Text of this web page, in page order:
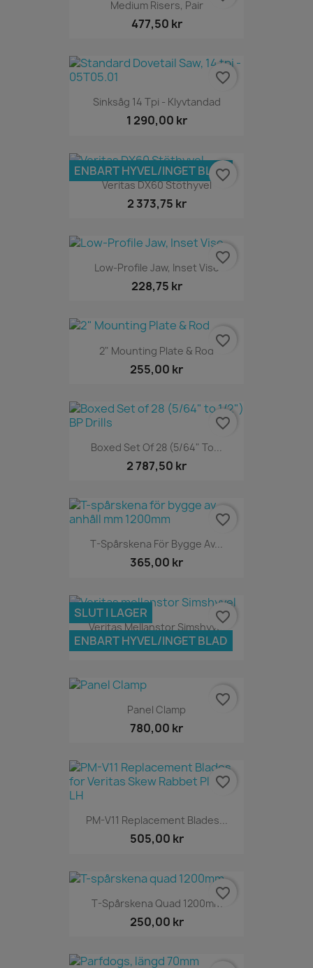
Medium Risers, Pair
477,50 kr
Sinksåg 14 Tpi - Klyvtandad
1 290,00 kr
favorite_border
Veritas DX60 Stöthyvel
2 373,75 kr
ENBART HYVEL/INGET BLAD
favorite_border
Low-Profile Jaw, Inset Vise
228,75 kr
favorite_border
2" Mounting Plate & Rod
255,00 kr
favorite_border
Boxed Set Of 28 (5/64" To...
2 787,50 kr
favorite_border
T-Spårskena För Bygge Av...
365,00 kr
favorite_border
Veritas Mellanstor Simshyvel
2 508,75 kr
SLUT I LAGER
ENBART HYVEL/INGET BLAD
favorite_border
Panel Clamp
780,00 kr
favorite_border
PM-V11 Replacement Blades...
505,00 kr
favorite_border
T-Spårskena Quad 1200mm
250,00 kr
favorite_border